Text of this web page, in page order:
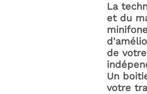
La
et du
de
Un
votre